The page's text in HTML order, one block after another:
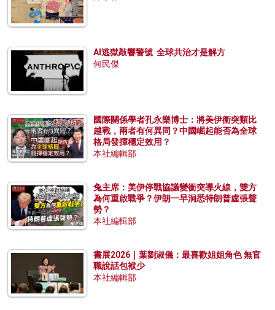
AI逃獄敲響警號 全球共治才是解方
何民傑
國際關係學者孔永樂博士：將美伊衝突類比
越戰，兩者有何異同？中國崛起能否為全球
格局發揮穩定效用？
本社編輯部
兔主席：美伊停戰協議變衝突導火線，雙方
為何重啟戰爭？伊朗一早洞悉特朗普虛張聲
勢？
本社編輯部
書展2026｜葉劉淑儀：最喜歡姐姐角色 無官
職說話包袱少
本社編輯部